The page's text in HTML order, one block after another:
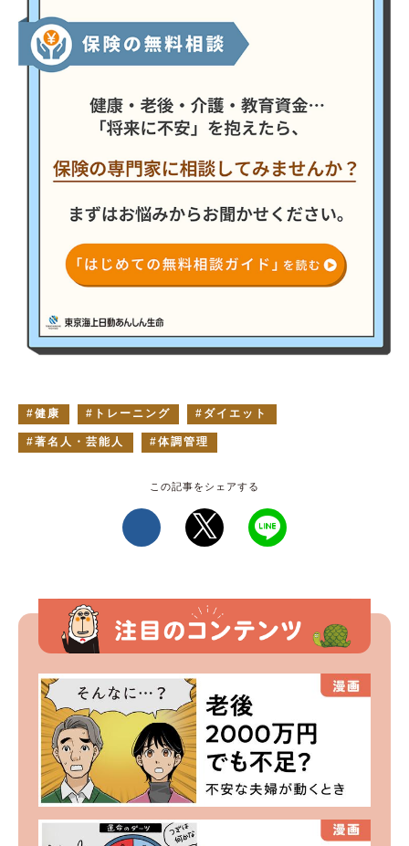
健康 トレーニング ダイエット
著名人・芸能人 体調管理